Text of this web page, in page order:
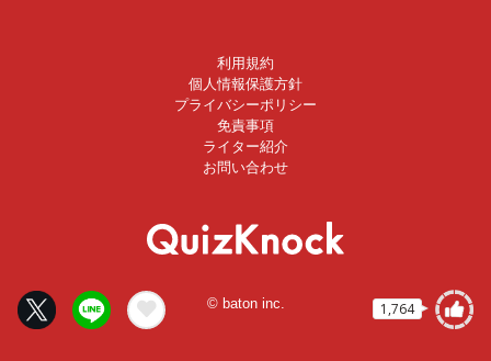
1,764
利用規約
個人情報保護方針
プライバシーポリシー
免責事項
ライター紹介
お問い合わせ
© baton inc.